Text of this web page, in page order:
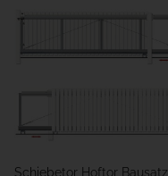
Schiebetor Hoftor Bausatz